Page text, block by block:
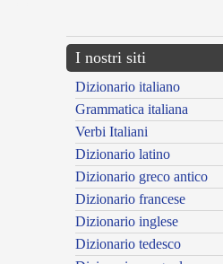
I nostri siti
Dizionario italiano
Grammatica italiana
Verbi Italiani
Dizionario latino
Dizionario greco antico
Dizionario francese
Dizionario inglese
Dizionario tedesco